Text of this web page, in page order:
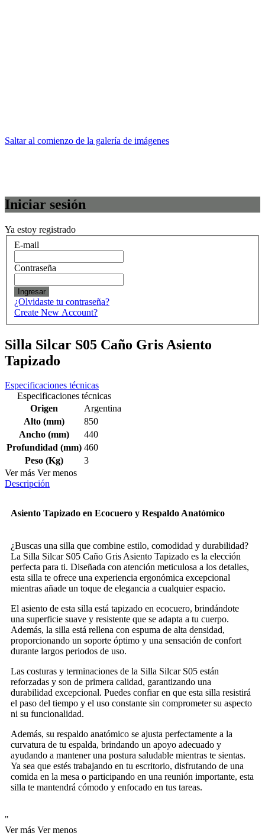
Saltar al comienzo de la galería de imágenes
Iniciar sesión
Ya estoy registrado
E-mail
Contraseña
Ingresar
¿Olvidaste tu contraseña?
Create New Account?
Silla Silcar S05 Caño Gris Asiento
Tapizado
Especificaciones técnicas
Especificaciones técnicas
Origen
Argentina
Alto (mm)
850
Ancho (mm)
440
Profundidad (mm) 460
Peso (Kg)
3
Ver más Ver menos
Descripción
Asiento Tapizado en Ecocuero y Respaldo Anatómico
¿Buscas una silla que combine estilo, comodidad y durabilidad?
La Silla Silcar S05 Caño Gris Asiento Tapizado es la elección
perfecta para ti. Diseñada con atención meticulosa a los detalles,
esta silla te ofrece una experiencia ergonómica excepcional
mientras añade un toque de elegancia a cualquier espacio.
El asiento de esta silla está tapizado en ecocuero, brindándote
una superficie suave y resistente que se adapta a tu cuerpo.
Además, la silla está rellena con espuma de alta densidad,
proporcionando un soporte óptimo y una sensación de confort
durante largos periodos de uso.
Las costuras y terminaciones de la Silla Silcar S05 están
reforzadas y son de primera calidad, garantizando una
durabilidad excepcional. Puedes confiar en que esta silla resistirá
el paso del tiempo y el uso constante sin comprometer su aspecto
ni su funcionalidad.
Además, su respaldo anatómico se ajusta perfectamente a la
curvatura de tu espalda, brindando un apoyo adecuado y
ayudando a mantener una postura saludable mientras te sientas.
Ya sea que estés trabajando en tu escritorio, disfrutando de una
comida en la mesa o participando en una reunión importante, esta
silla te mantendrá cómodo y enfocado en tus tareas.
"
Ver más Ver menos